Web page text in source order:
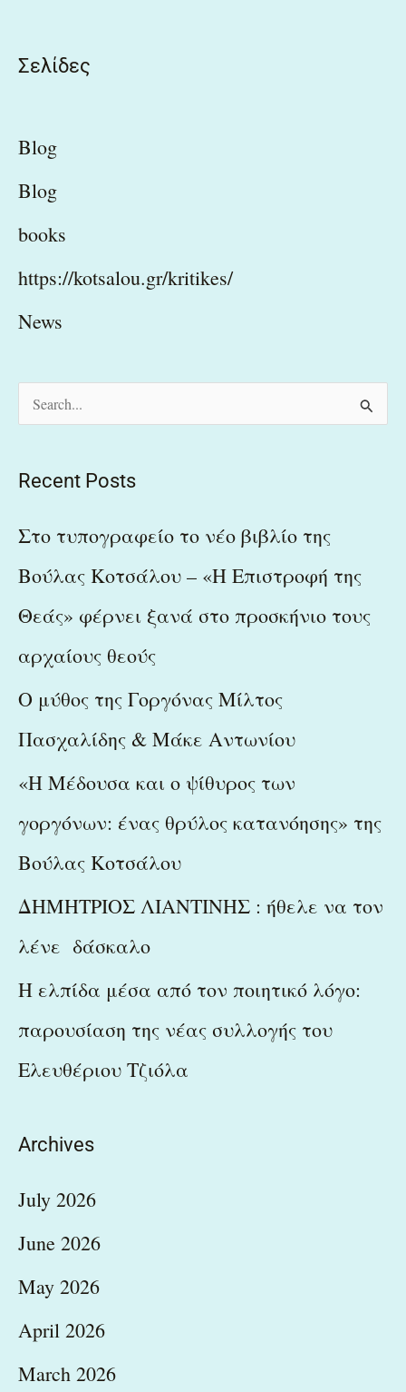
Σελίδες
Blog
Blog
books
https://kotsalou.gr/kritikes/
News
c
f
o
Recent Posts
Στο τυπογραφείο το νέο βιβλίο της
Βούλας Κοτσάλου – «Η Επιστροφή της
Θεάς» φέρνει ξανά στο προσκήνιο τους
αρχαίους θεούς
Ο μύθος της Γοργόνας Μίλτος
Πασχαλίδης & Μάκε Αντωνίου
«Η Μέδουσα και ο ψίθυρος των
γοργόνων: ένας θρύλος κατανόησης» της
Βούλας Κοτσάλου
ΔΗΜΗΤΡΙΟΣ ΛΙΑΝΤΙΝΗΣ : ήθελε να τον
λένε δάσκαλο
Η ελπίδα μέσα από τον ποιητικό λόγο:
παρουσίαση της νέας συλλογής του
Ελευθέριου Τζιόλα
Archives
July 2026
June 2026
May 2026
April 2026
March 2026